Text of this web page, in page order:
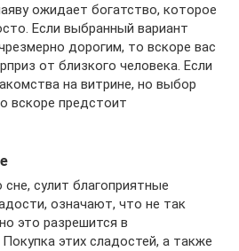
ожидает богатство, которое
Если выбранный вариант
дорогим, то вскоре вас
от близкого человека. Если
на витрине, но выбор
вскоре предстоит
сулит благоприятные
означают, что не так
это разрешится в
этих сладостей, а также